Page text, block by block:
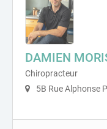
DAMIEN
Chiropracteur
5B Rue Alphonse